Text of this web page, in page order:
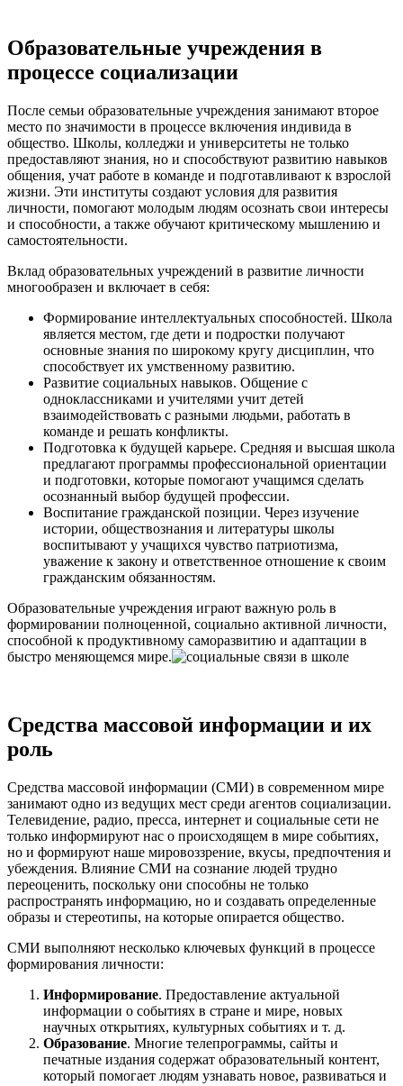
Образовательные учреждения в
процессе социализации
После семьи образовательные учреждения занимают второе
место по значимости в процессе включения индивида в
общество. Школы, колледжи и университеты не только
предоставляют знания, но и способствуют развитию навыков
общения, учат работе в команде и подготавливают к взрослой
жизни. Эти институты создают условия для развития
личности, помогают молодым людям осознать свои интересы
и способности, а также обучают критическому мышлению и
самостоятельности.
Вклад образовательных учреждений в развитие личности
многообразен и включает в себя:
Формирование интеллектуальных способностей. Школа
является местом, где дети и подростки получают
основные знания по широкому кругу дисциплин, что
способствует их умственному развитию.
Развитие социальных навыков. Общение с
одноклассниками и учителями учит детей
взаимодействовать с разными людьми, работать в
команде и решать конфликты.
Подготовка к будущей карьере. Средняя и высшая школа
предлагают программы профессиональной ориентации
и подготовки, которые помогают учащимся сделать
осознанный выбор будущей профессии.
Воспитание гражданской позиции. Через изучение
истории, обществознания и литературы школы
воспитывают у учащихся чувство патриотизма,
уважение к закону и ответственное отношение к своим
гражданским обязанностям.
Образовательные учреждения играют важную роль в
формировании полноценной, социально активной личности,
способной к продуктивному саморазвитию и адаптации в
быстро меняющемся мире.
Средства массовой информации и их
роль
Средства массовой информации (СМИ) в современном мире
занимают одно из ведущих мест среди агентов социализации.
Телевидение, радио, пресса, интернет и социальные сети не
только информируют нас о происходящем в мире событиях,
но и формируют наше мировоззрение, вкусы, предпочтения и
убеждения. Влияние СМИ на сознание людей трудно
переоценить, поскольку они способны не только
распространять информацию, но и создавать определенные
образы и стереотипы, на которые опирается общество.
СМИ выполняют несколько ключевых функций в процессе
формирования личности:
Информирование. Предоставление актуальной
информации о событиях в стране и мире, новых
научных открытиях, культурных событиях и т. д.
Образование. Многие телепрограммы, сайты и
печатные издания содержат образовательный контент,
который помогает людям узнавать новое, развиваться и